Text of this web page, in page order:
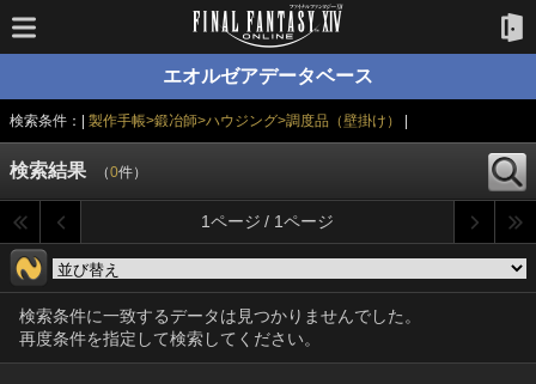
エオルゼアデータベース
検索条件：| 製作手帳>鍛冶師>ハウジング>調度品（壁掛け）
検索結果 （0件）
1ページ / 1ページ
検索条件に一致するデータは見つかりませんでした。
再度条件を指定して検索してください。